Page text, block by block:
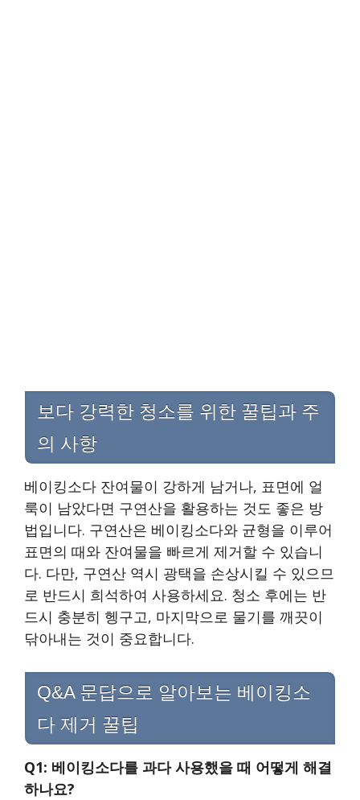
보다 강력한 청소를 위한 꿀팁과 주
의 사항
베이킹소다 잔여물이 강하게 남거나, 표면에 얼
룩이 남았다면 구연산을 활용하는 것도 좋은 방
법입니다. 구연산은 베이킹소다와 균형을 이루어
표면의 때와 잔여물을 빠르게 제거할 수 있습니
다. 다만, 구연산 역시 광택을 손상시킬 수 있으므
로 반드시 희석하여 사용하세요. 청소 후에는 반
드시 충분히 헹구고, 마지막으로 물기를 깨끗이
닦아내는 것이 중요합니다.
Q&A 문답으로 알아보는 베이킹소
다 제거 꿀팁
Q1: 베이킹소다를 과다 사용했을 때 어떻게 해결
하나요?